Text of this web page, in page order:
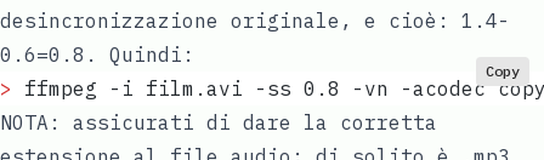
desincronizzazione originale, e cioè: 1.4-
0.6=0.8. Quindi:
> ffmpeg -i film.avi -ss 0.8 -vn -acodec copy
Copy
NOTA: assicurati di dare la corretta